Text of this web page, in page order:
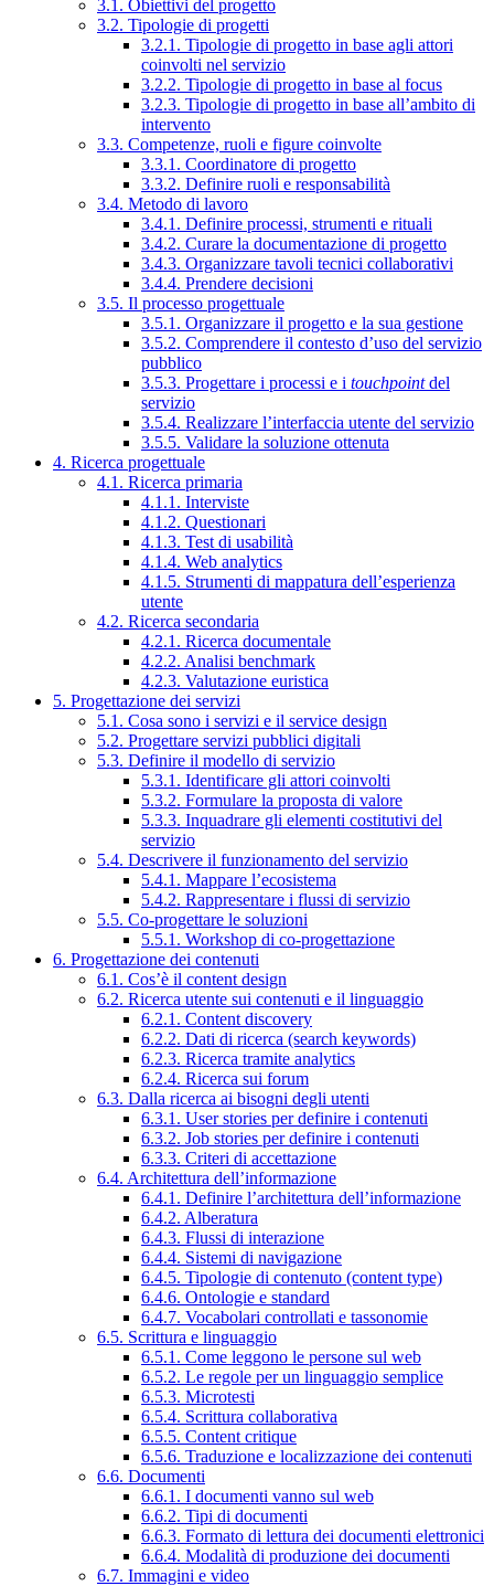
3.1. Obiettivi del progetto
3.2. Tipologie di progetti
3.2.1. Tipologie di progetto in base agli attori
coinvolti nel servizio
3.2.2. Tipologie di progetto in base al focus
3.2.3. Tipologie di progetto in base all’ambito di
intervento
3.3. Competenze, ruoli e figure coinvolte
3.3.1. Coordinatore di progetto
3.3.2. Definire ruoli e responsabilità
3.4. Metodo di lavoro
3.4.1. Definire processi, strumenti e rituali
3.4.2. Curare la documentazione di progetto
3.4.3. Organizzare tavoli tecnici collaborativi
3.4.4. Prendere decisioni
3.5. Il processo progettuale
3.5.1. Organizzare il progetto e la sua gestione
3.5.2. Comprendere il contesto d’uso del servizio
pubblico
3.5.3. Progettare i processi e i touchpointdel
servizio
3.5.4. Realizzare l’interfaccia utente del servizio
3.5.5. Validare la soluzione ottenuta
4. Ricerca progettuale
4.1. Ricerca primaria
4.1.1. Interviste
4.1.2. Questionari
4.1.3. Test di usabilità
4.1.4. Web analytics
4.1.5. Strumenti di mappatura dell’esperienza
utente
4.2. Ricerca secondaria
4.2.1. Ricerca documentale
4.2.2. Analisi benchmark
4.2.3. Valutazione euristica
5. Progettazione dei servizi
5.1. Cosa sono i servizi e il service design
5.2. Progettare servizi pubblici digitali
5.3. Definire il modello di servizio
5.3.1. Identificare gli attori coinvolti
5.3.2. Formulare la proposta di valore
5.3.3. Inquadrare gli elementi costitutivi del
servizio
5.4. Descrivere il funzionamento del servizio
5.4.1. Mappare l’ecosistema
5.4.2. Rappresentare i flussi di servizio
5.5. Co-progettare le soluzioni
5.5.1. Workshop di co-progettazione
6. Progettazione dei contenuti
6.1. Cos’è il content design
6.2. Ricerca utente sui contenuti e il linguaggio
6.2.1. Content discovery
6.2.2. Dati di ricerca (search keywords)
6.2.3. Ricerca tramite analytics
6.2.4. Ricerca sui forum
6.3. Dalla ricerca ai bisogni degli utenti
6.3.1. User stories per definire i contenuti
6.3.2. Job stories per definire i contenuti
6.3.3. Criteri di accettazione
6.4. Architettura dell’informazione
6.4.1. Definire l’architettura dell’informazione
6.4.2. Alberatura
6.4.3. Flussi di interazione
6.4.4. Sistemi di navigazione
6.4.5. Tipologie di contenuto (content type)
6.4.6. Ontologie e standard
6.4.7. Vocabolari controllati e tassonomie
6.5. Scrittura e linguaggio
6.5.1. Come leggono le persone sul web
6.5.2. Le regole per un linguaggio semplice
6.5.3. Microtesti
6.5.4. Scrittura collaborativa
6.5.5. Content critique
6.5.6. Traduzione e localizzazione dei contenuti
6.6. Documenti
6.6.1. I documenti vanno sul web
6.6.2. Tipi di documenti
6.6.3. Formato di lettura dei documenti elettronici
6.6.4. Modalità di produzione dei documenti
6.7. Immagini e video